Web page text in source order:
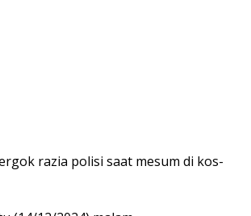
razia polisi saat mesum di kos-